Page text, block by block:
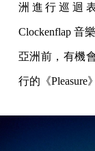
洲進行巡迴
Clockenflap 音
亞洲前，有機
行的《Pleasure